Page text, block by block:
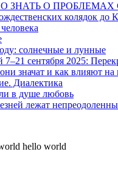
ЗНАТЬ О ПРОБЛЕМАХ
колядок до
солнечные и лунные
сентября 2025:
значат и как влияют на
Диалектика
в душе любовь
лежат
hello world